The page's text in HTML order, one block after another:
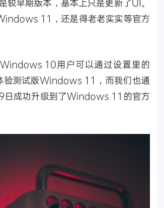
早期版本，基本上只是更新了UI。
11，还是得老老实实等官方
10用户可以通过设置里的
验测试版Windows 11，而我们也通
日成功升级到了Windows 11的官方